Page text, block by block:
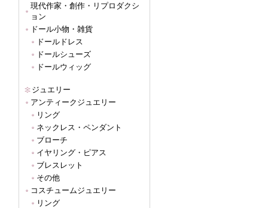
現代作家・創作・リプロダクシ
ョン
ドール小物・雑貨
ドールドレス
ドールシューズ
ドールウィッグ
ジュエリー
アンティークジュエリー
リング
ネックレス・ペンダント
ブローチ
イヤリング・ピアス
ブレスレット
その他
コスチュームジュエリー
リング